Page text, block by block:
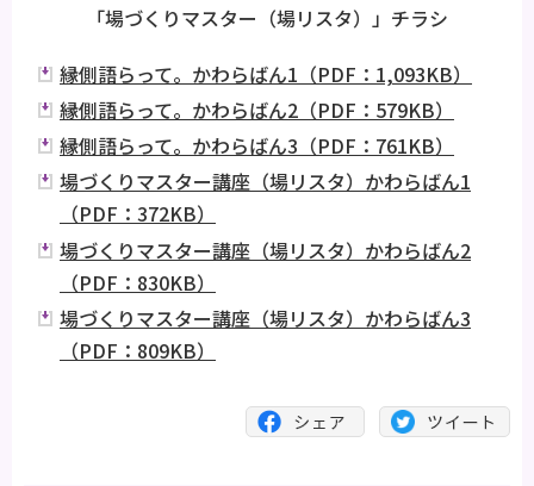
「場づくりマスター（場リスタ）」チラシ
縁側語らって。かわらばん1（PDF：1,093KB）
縁側語らって。かわらばん2（PDF：579KB）
縁側語らって。かわらばん3（PDF：761KB）
場づくりマスター講座（場リスタ）かわらばん1
（PDF：372KB）
場づくりマスター講座（場リスタ）かわらばん2
（PDF：830KB）
場づくりマスター講座（場リスタ）かわらばん3
（PDF：809KB）